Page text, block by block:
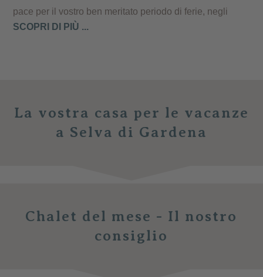
pace per il vostro ben meritato periodo di ferie, negli
chalet e nelle baite situati in questa amena località
vostra vacanza a Selva di Gardena sarà sicuramente
SCOPRI DI PIÙ ...
La vostra casa per le vacanze
a Selva di Gardena
Chalet del mese - Il nostro
consiglio